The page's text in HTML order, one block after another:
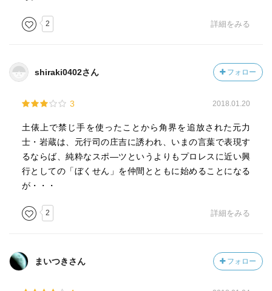
2 詳細をみる
shiraki0402さん フォロー
3 2018.01.20
土俵上で禁じ手を使ったことから角界を追放された元力
士・岩蔵は、元行司の庄吉に誘われ、いまの言葉で表現す
るならば、純粋なスポ―ツというよりもプロレスに近い興
行としての「ぼくせん」を仲間とともに始めることになる
が・・・
2 詳細をみる
まいつきさん フォロー